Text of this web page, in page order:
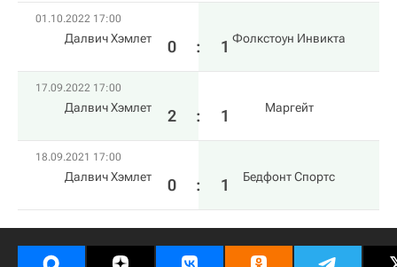
01.10.2022 17:00
Далвич Хэмлет 0 : 1 Фолкстоун Инвикта
17.09.2022 17:00
Далвич Хэмлет 2 : 1 Маргейт
18.09.2021 17:00
Далвич Хэмлет 0 : 1 Бедфонт Спортс